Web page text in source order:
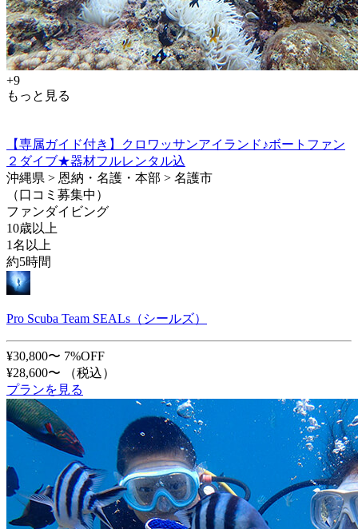
+9
もっと見る
【専属ガイド付き】クロワッサンアイランド♪ボートファン
２ダイブ★器材フルレンタル込
沖縄県 > 恩納・名護・本部 > 名護市
（口コミ募集中）
ファンダイビング
10歳以上
1名以上
約5時間
Pro Scuba Team SEALs（シールズ）
¥30,800〜 7%OFF
¥28,600〜
（税込）
プランを見る